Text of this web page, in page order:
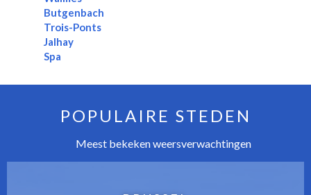
Butgenbach
Trois-Ponts
Jalhay
Spa
POPULAIRE STEDEN
Meest bekeken weersverwachtingen